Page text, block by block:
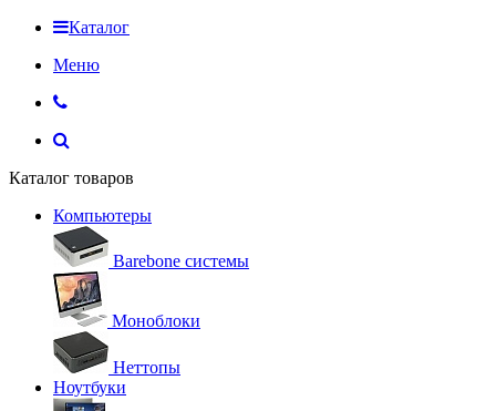
Каталог
Меню
Каталог товаров
Компьютеры
Barebone системы
Моноблоки
Неттопы
Ноутбуки